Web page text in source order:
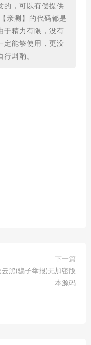
的，可以有偿提供
亲测】的代码都是
于精力有限，没有
定能够使用，更没
斟酌。
下一篇
黑(骗子举报)无加密版
本源码